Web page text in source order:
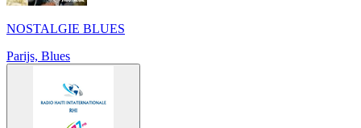
NOSTALGIE BLUES
Parijs, Blues